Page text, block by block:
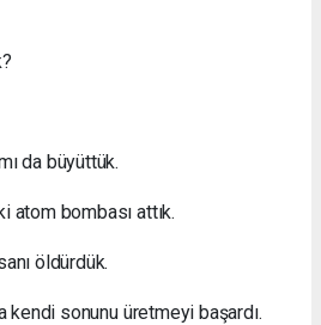
da büyüttük.
atom bombası attık.
öldürdük.
kendi sonunu üretmeyi başardı.